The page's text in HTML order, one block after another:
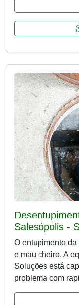
Salesópolis -
O entupimento
e mau cheiro. A
Soluções está
problema com